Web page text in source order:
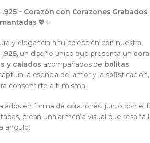
– Corazón con Corazones Grabados
💖✨
y elegancia a tu colección con nuestra
, un diseño único que presenta un
y calados acompañados de bolitas
la esencia del amor y la sofisticación,
consentirte a ti misma.
en forma de corazones, junto con el
crean una armonía visual que resalta
ángulo.